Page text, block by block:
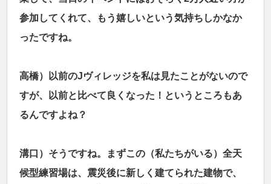
参加してくれて、もう嬉しいという気持ちしかなか
ったですね。
高橋）以前のJヴィレッジを私は見たことがないので
すが、以前と比べて良くなった！というところもあ
るんですよね？
溝口）そうですね。まずこの（私たちがいる）全天
候型練習場は、震災後に新しく建てられた建物で、